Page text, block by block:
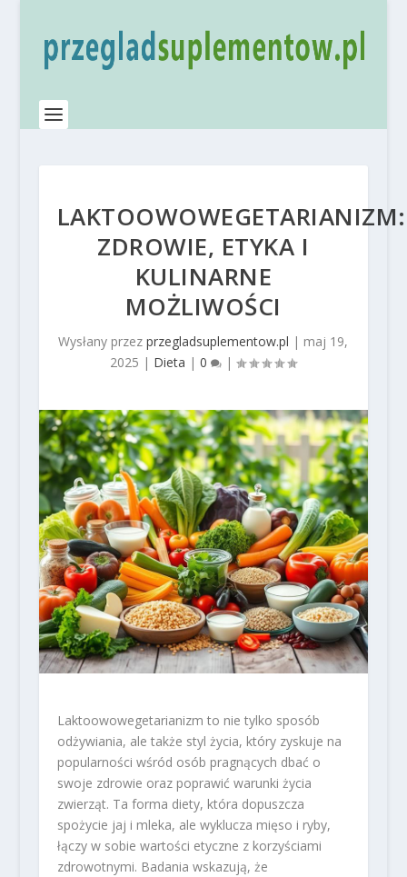
LAKTOOWOWEGETARIANIZM:
ZDROWIE, ETYKA I
KULINARNE
MOŻLIWOŚCI
Wysłany przezprzegladsuplementow.pl | maj 19,
2025 | Dieta |0 |
Laktoowowegetarianizm to nie tylko sposób
odżywiania, ale także styl życia, który zyskuje na
popularności wśród osób pragnących dbać o
swoje zdrowie oraz poprawić warunki życia
zwierząt. Ta forma diety, która dopuszcza
spożycie jaj i mleka, ale wyklucza mięso i ryby,
łączy w sobie wartości etyczne z korzyściami
zdrowotnymi. Badania wskazują, że